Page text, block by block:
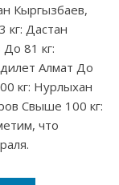
Кыргызбаев,
Дастан
81 кг:
Алмат До
кг: Нурлыхан
Свыше 100 кг:
что